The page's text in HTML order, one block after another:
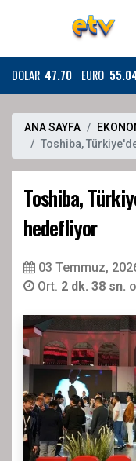
DOLAR 47.70 EURO
ANA SAYFA
Toshiba,
Toshiba,
hedefliyor
03 Temmuz,
Ort. 2 dk. 38 sn.